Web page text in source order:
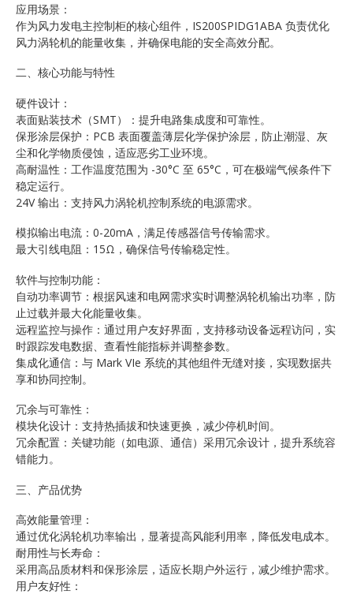
应用场景：
作为风力发电主控制柜的核心组件，IS200SPIDG1ABA 负责优化
风力涡轮机的能量收集，并确保电能的安全高效分配。
二、核心功能与特性
硬件设计：
表面贴装技术（SMT）：提升电路集成度和可靠性。
保形涂层保护：PCB 表面覆盖薄层化学保护涂层，防止潮湿、灰
尘和化学物质侵蚀，适应恶劣工业环境。
高耐温性：工作温度范围为 -30°C 至 65°C，可在极端气候条件下
稳定运行。
24V 输出：支持风力涡轮机控制系统的电源需求。
模拟输出电流：0-20mA，满足传感器信号传输需求。
最大引线电阻：15Ω，确保信号传输稳定性。
软件与控制功能：
自动功率调节：根据风速和电网需求实时调整涡轮机输出功率，防
止过载并最大化能量收集。
远程监控与操作：通过用户友好界面，支持移动设备远程访问，实
时跟踪发电数据、查看性能指标并调整参数。
集成化通信：与 Mark VIe 系统的其他组件无缝对接，实现数据共
享和协同控制。
冗余与可靠性：
模块化设计：支持热插拔和快速更换，减少停机时间。
冗余配置：关键功能（如电源、通信）采用冗余设计，提升系统容
错能力。
三、产品优势
高效能量管理：
通过优化涡轮机功率输出，显著提高风能利用率，降低发电成本。
耐用性与长寿命：
采用高品质材料和保形涂层，适应长期户外运行，减少维护需求。
用户友好性：